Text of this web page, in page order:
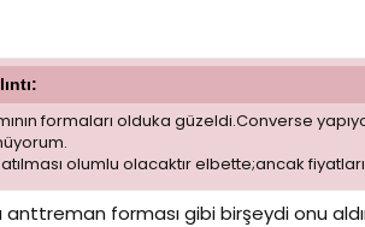
formaları olduka güzeldi.Converse
olumlu olacaktır elbette;ancak
forması gibi birşeydi onu